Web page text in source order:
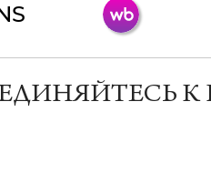
К
мессенджер!